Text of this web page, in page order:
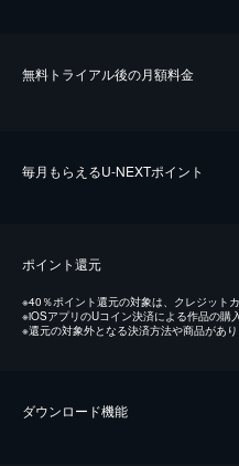
無料トライアル後の⽉額料金
毎⽉もらえるU-NEXTポイント
ポイント還元
※40％ポイント還元の対象は、クレジット
※iOSアプリのUコイン決済による作品の購
※還元の対象外となる決済方法や商品があ
ダウンロード機能